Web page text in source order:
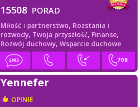
15508 PORAD
Miłość i partnerstwo, Rozstania i
rozwody, Twoja przyszłość, Finanse,
Rozwój duchowy, Wsparcie duchowe
Yennefer
OPINIE